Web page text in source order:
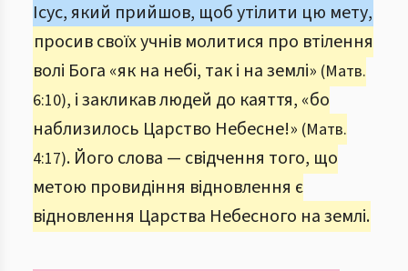
Ісус, який прийшов, щоб утілити цю мету,
просив своїх учнів молитися про втілення
волі Бога «як на небі, так і на землі» (Матв.
6:10), і закликав людей до каяття, «бо
наблизилось Царство Небесне!» (Матв.
4:17). Його слова — свідчення того, що
метою провидіння відновлення є
відновлення Царства Небесного на землі.